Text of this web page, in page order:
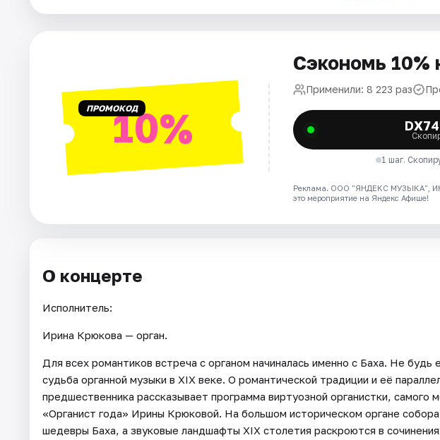
ПРОМОКОД10%
Сэкономь 10%
Применили: 8 223 раз
1 шаг.
Реклама. ООО "ЯНДЕКС МУЗЫКА",
это мероприятие на Яндекс Афише!
О концерте
Исполнитель:
Ирина Крюкова — орган.
Для всех романтиков встреча с органом начиналась именно с Баха. Не будь
судьба органной музыки в XIX веке. О романтической традиции и её
предшественника рассказывает программа виртуозной органистки, самого
«Органист года» Ирины Крюковой. На большом историческом органе
шедевры Баха, а звуковые ландшафты XIX столетия раскроются в